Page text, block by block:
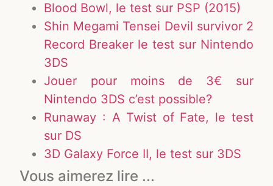
Blood Bowl, le test sur PSP (2015)
Shin Megami Tensei Devil survivor 2
Record Breaker le test sur Nintendo
3DS
Jouer pour moins de 3€ sur
Nintendo 3DS c’est possible?
Runaway : A Twist of Fate, le test
sur DS
3D Galaxy Force II, le test sur 3DS
Vous aimerez lire ...